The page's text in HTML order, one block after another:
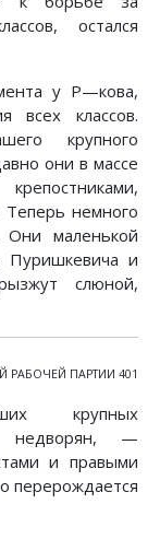
остался
у Ρ—кова,
всех классов.
крупного
они в массе
немного
Они маленькой
Пуришкевича и
слюной,
РАБОЧЕЙ ПАРТИИ 401
крупных
недворян, —
и правыми
перерождается